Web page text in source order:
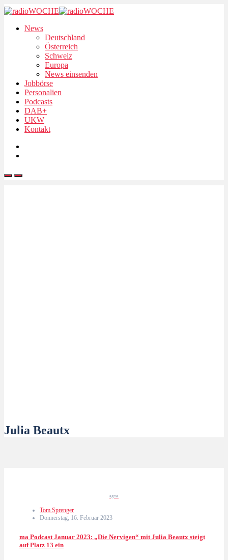
News
Deutschland
Österreich
Schweiz
Europa
News einsenden
Jobbörse
Personalien
Podcasts
DAB+
UKW
Kontakt
Julia Beautx
agma
Tom Sprenger
Donnerstag, 16. Februar 2023
ma Podcast Januar 2023: „Die Nervigen“ mit Julia Beautx steigt
auf Platz 13 ein